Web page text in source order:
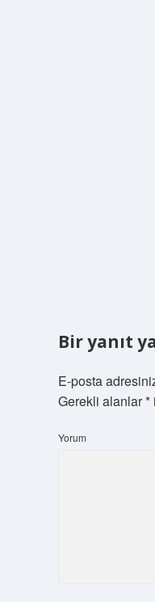
Bir yanıt
E-posta
Gerekli alanlar*
Yorum